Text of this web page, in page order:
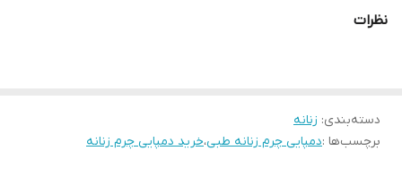
دمپایی تمام چرم طبیعی بوده و از کیفیت بسیار بالایی برخوردار است و
نظرات
دسته‌بندی: زنانه
برچسب‌ها :دمپایی چرم زنانه طبی،خرید دمپایی چرم زنانه